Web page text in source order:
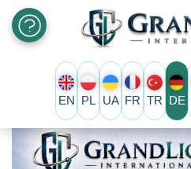
EN PL UA FR TR DE